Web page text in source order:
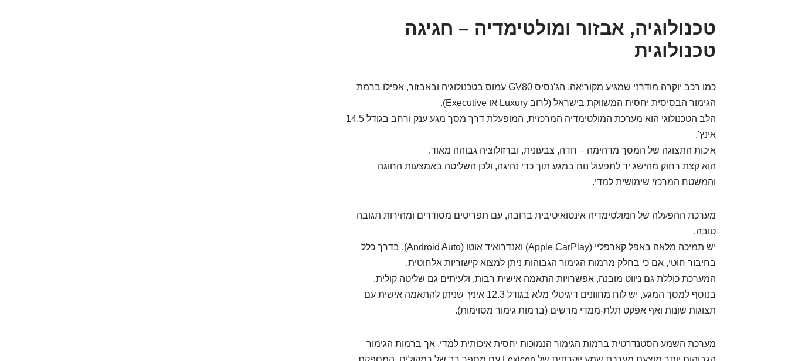
טכנולוגיה, אבזור ומולטימדיה – חגיגה
טכנולוגית
כמו רכב יוקרה מודרני שמגיע מקוריאה, הג'נסיס GV80 עמוס בטכנולוגיה ובאבזור, אפילו ברמת
הגימור הבסיסית יחסית המשווקת בישראל (לרוב Luxury או Executive).
הלב הטכנולוגי הוא מערכת המולטימדיה המרכזית, המופעלת דרך מסך מגע ענק ורחב בגודל 14.5
אינץ'.
איכות התצוגה של המסך מדהימה – חדה, צבעונית, וברזולוציה גבוהה מאוד.
הוא קצת רחוק מהישג יד לתפעול נוח במגע תוך כדי נהיגה, ולכן השליטה באמצעות החוגה
והמשטח המרכזי שימושית למדי.
מערכת ההפעלה של המולטימדיה אינטואיטיבית ברובה, עם תפריטים מסודרים ומהירות תגובה
טובה.
יש תמיכה מלאה באפל קארפליי (Apple CarPlay) ואנדרואיד אוטו (Android Auto), בדרך כלל
בחיבור חוטי, אם כי בחלק מרמות הגימור הגבוהות ניתן למצוא קישוריות אלחוטית.
המערכת כוללת גם ניווט מובנה, אפשרויות התאמה אישית רבות, ולעיתים גם שליטה קולית.
בנוסף למסך המגע, יש לוח מחוונים דיגיטלי מלא בגודל 12.3 אינץ' שניתן להתאמה אישית עם
תצוגות שונות ואף אפקט תלת-ממדי מרשים (ברמות גימור מסוימות).
מערכת השמע הסטנדרטית ברמות הגימור הנמוכות יחסית איכותית למדי, אך ברמות הגימור